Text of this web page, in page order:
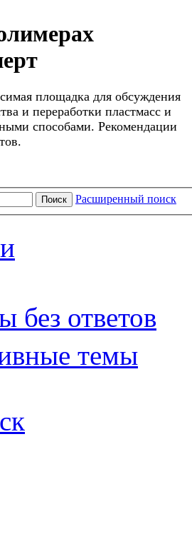
площадка для обсуждения
и переработки пластмасс и
способами. Рекомендации
Поиск Расширенный поиск
без ответов
темы